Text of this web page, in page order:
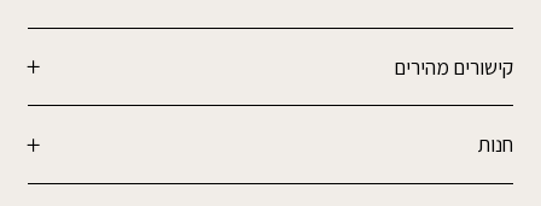
קישורים מהירים
חנות